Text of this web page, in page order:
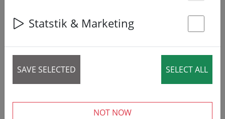
Statstik & Marketing
SAVE SELECTED SELECT ALL
NOT NOW